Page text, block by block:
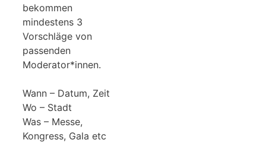
bekommen
mindestens 3
Vorschläge von
passenden
Moderator*innen.
Wann – Datum, Zeit
Wo – Stadt
Was – Messe,
Kongress, Gala etc